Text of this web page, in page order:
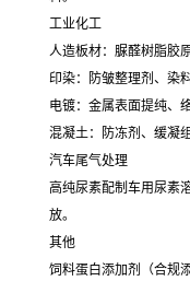
工业化工
人造板材：脲醛树脂胶原
印染：防皱整理剂、染
电镀：金属表面提纯、
混凝土：防冻剂、缓凝组
汽车尾气处理
高纯尿素配制车用尿素
放。
其他
饲料蛋白添加剂（合规